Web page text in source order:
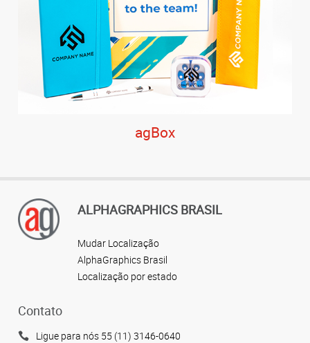
agBox
ALPHAGRAPHICS BRASIL
Mudar Localização
AlphaGraphics Brasil
Localização por estado
Contato
Ligue para nós 55 (11) 3146-0640